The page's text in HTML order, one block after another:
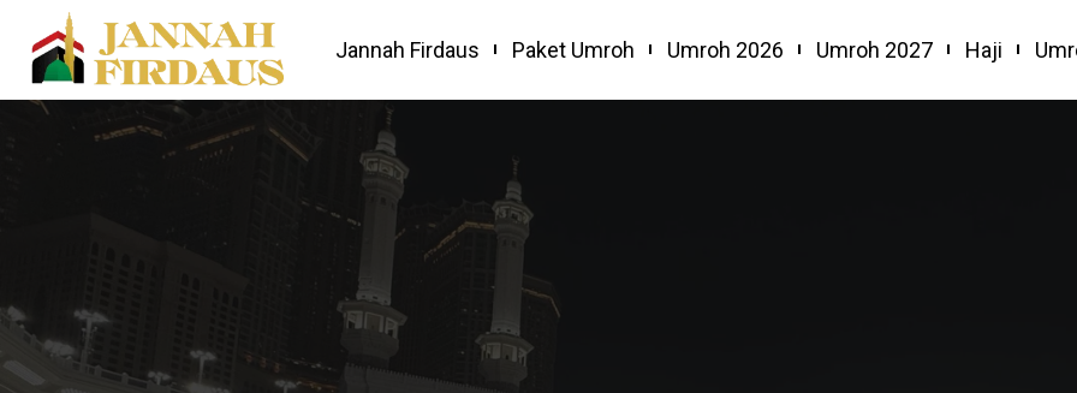
Jannah Firdaus Paket Umroh Umroh 2026 Umroh 2027 Haji